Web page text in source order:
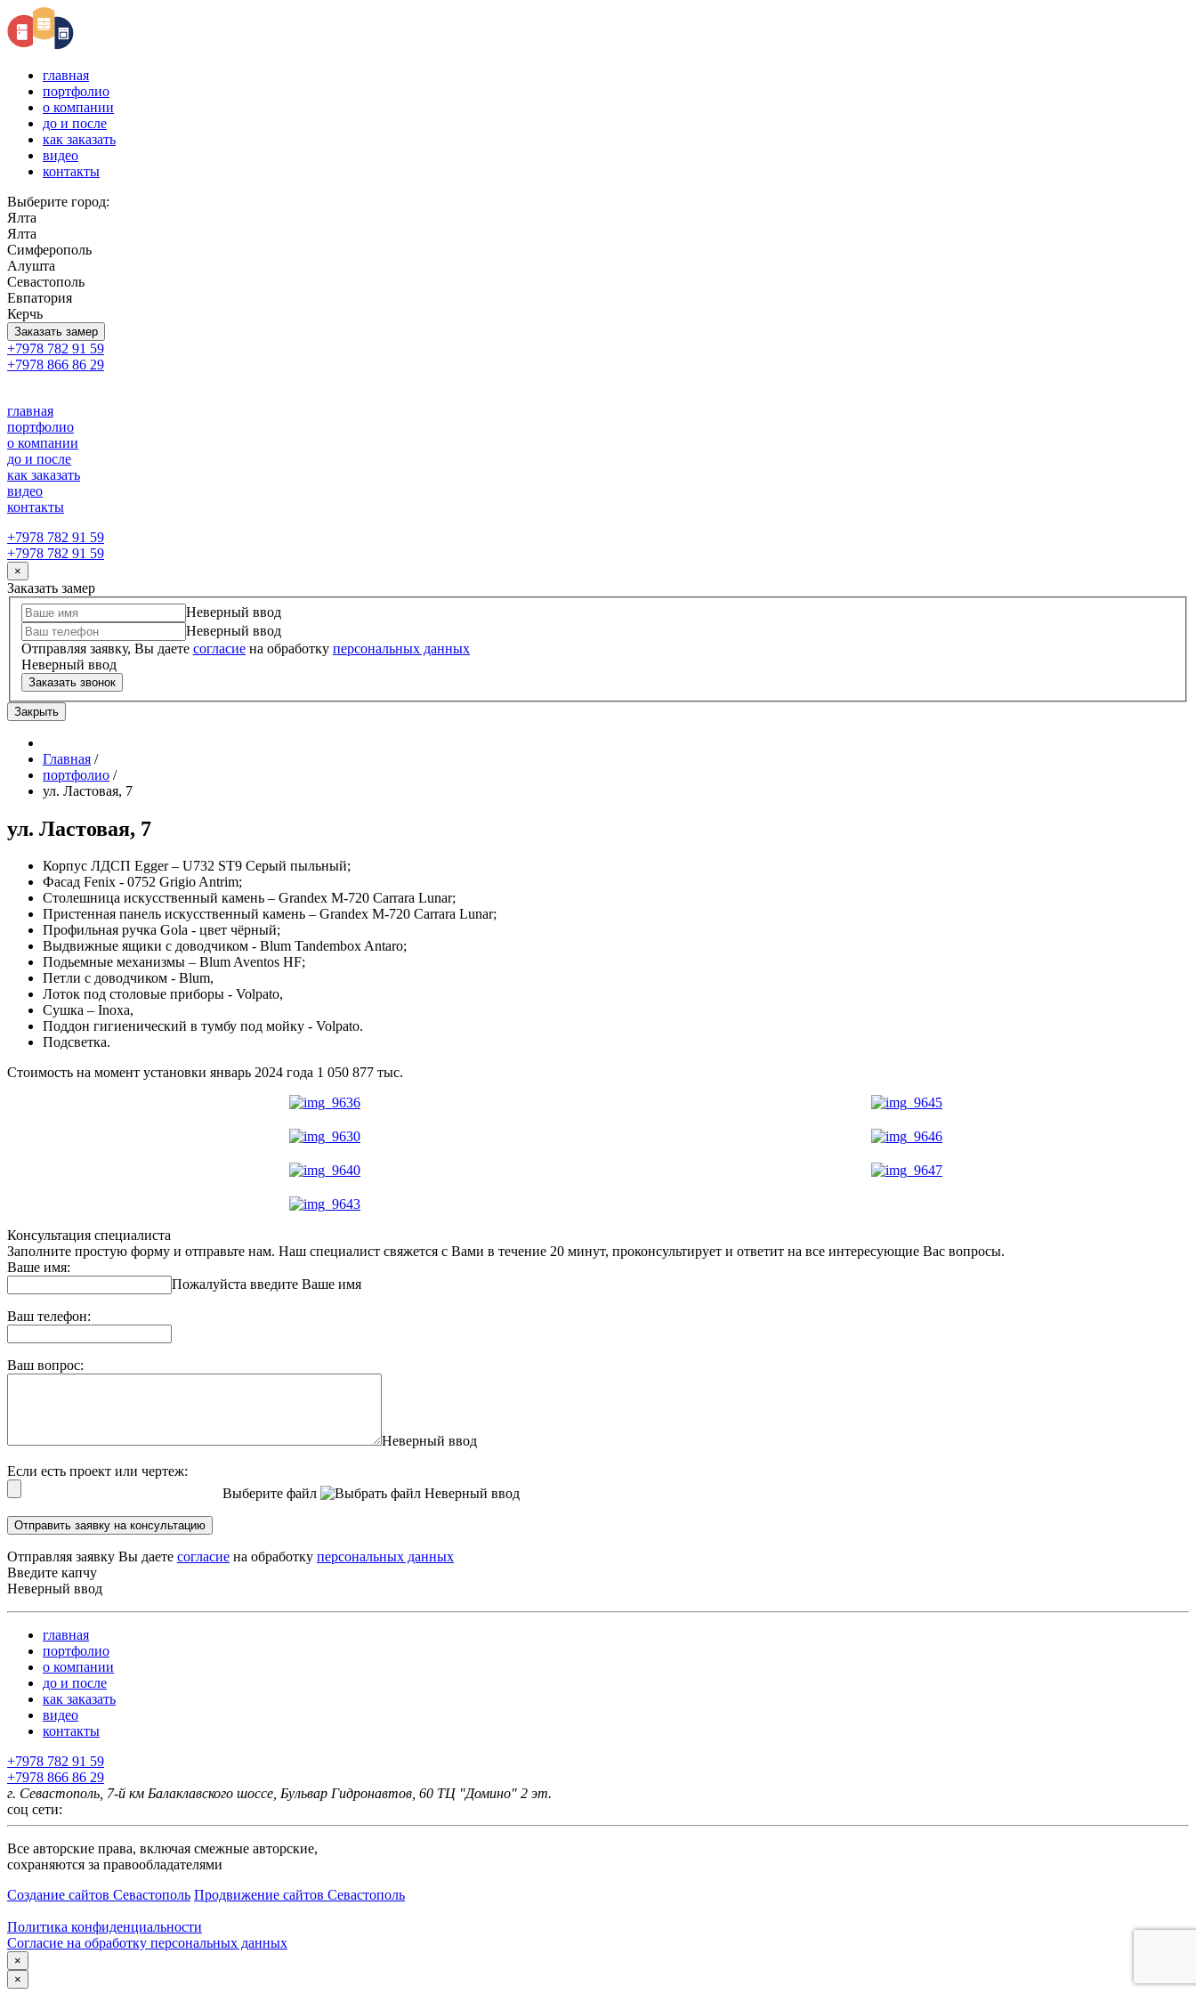
главная
портфолио
о компании
до и после
как заказать
видео
контакты
Выберите город:
Ялта
Ялта
Симферополь
Алушта
Севастополь
Евпатория
Керчь
Заказать замер
+7978 782 91 59
+7978 866 86 29
главная
портфолио
о компании
до и после
как заказать
видео
контакты
+7978 782 91 59
+7978 782 91 59
×
Заказать замер
Неверный ввод
Неверный ввод
Отправляя заявку, Вы даете согласие на обработку персональных данных
Неверный ввод
Заказать звонок
Закрыть
Главная /
портфолио /
ул. Ластовая, 7
ул. Ластовая, 7
Корпус ЛДСП Egger – U732 ST9 Серый пыльный;
Фасад Fenix - 0752 Grigio Antrim;
Столешница искусственный камень – Grandex M-720 Carrara Lunar;
Пристенная панель искусственный камень – Grandex M-720 Carrara Lunar;
Профильная ручка Gola - цвет чёрный;
Выдвижные ящики с доводчиком - Blum Tandembox Antaro;
Подьемные механизмы – Blum Aventos HF;
Петли с доводчиком - Blum,
Лоток под столовые приборы - Volpato,
Сушка – Inoxa,
Поддон гигиенический в тумбу под мойку - Volpato.
Подсветка.
Стоимость на момент установки январь 2024 года 1 050 877 тыс.
Консультация специалиста
Заполните простую форму и отправьте нам. Наш специалист свяжется с Вами в течение 20 минут, проконсультирует и ответит на все интересующие Вас вопросы.
Ваше имя:
Пожалуйста введите Ваше имя
Ваш телефон:
Ваш вопрос:
Неверный ввод
Если есть проект или чертеж:
Выберите файл
Неверный ввод
Отправить заявку на консультацию
Отправляя заявку Вы даете согласие на обработку персональных данных
Введите капчу
Неверный ввод
главная
портфолио
о компании
до и после
как заказать
видео
контакты
+7978 782 91 59
+7978 866 86 29
г. Севастополь, 7-й км Балаклавского шоссе, Бульвар Гидронавтов, 60 ТЦ "Домино" 2 эт.
соц сети:
Все авторские права, включая смежные авторские,
сохраняются за правообладателями
Создание сайтов Севастополь Продвижение сайтов Севастополь
Политика конфиденциальности
Согласие на обработку персональных данных
×
×